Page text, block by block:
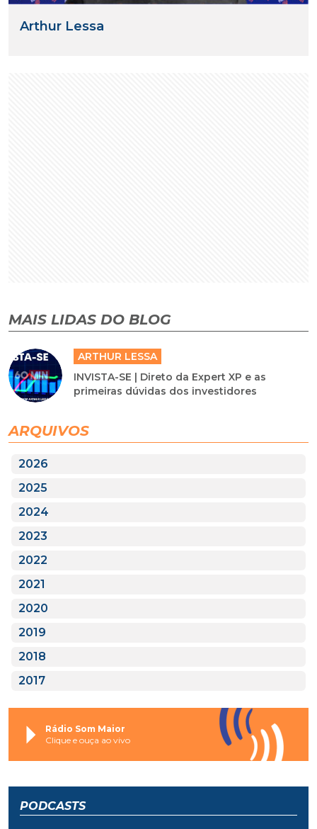
Arthur Lessa
MAIS LIDAS DO BLOG
ARTHUR LESSA
INVISTA-SE | Direto da Expert XP e as
primeiras dúvidas dos investidores
ARQUIVOS
2026
2025
2024
2023
2022
2021
2020
2019
2018
2017
Rádio Som Maior
Clique e ouça ao vivo
PODCASTS